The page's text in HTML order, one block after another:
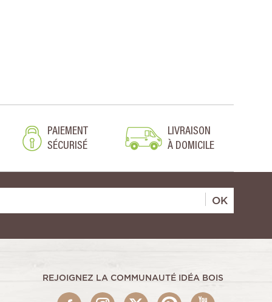
PAIEMENT
SÉCURISÉ
LIVRAISON
À DOMICILE
OK
REJOIGNEZ LA COMMUNAUTÉ IDÉA BOIS